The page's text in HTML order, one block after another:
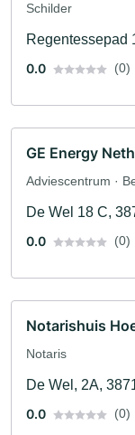
Schilder
Regentessepad
0.0
(0)
GE Energy
Adviescentrum ·
De Wel 18 C,
0.0
(0)
Notarishuis
Notaris
De Wel, 2A,
0.0
(0)